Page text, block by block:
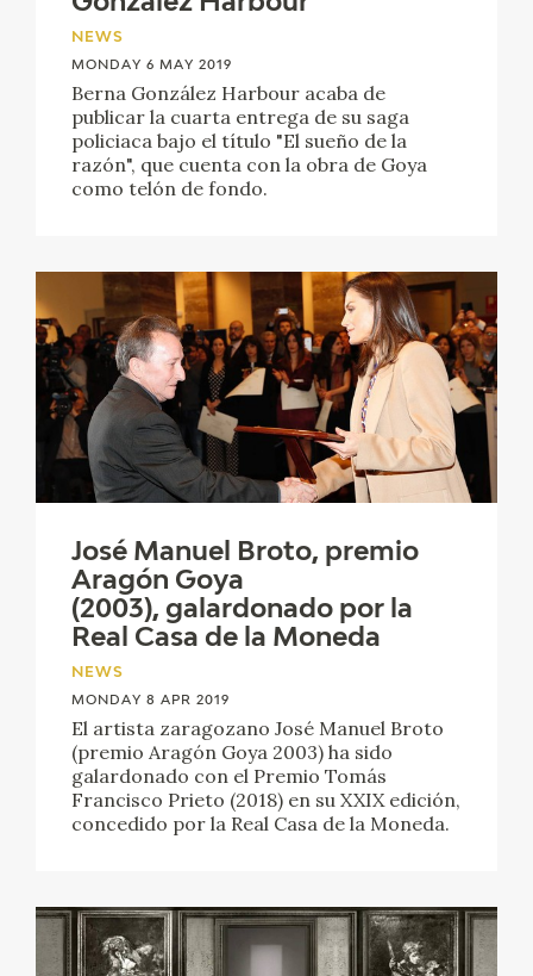
NEWS
MONDAY 6 MAY 2019
Berna González Harbour acaba de
publicar la cuarta entrega de su saga
policiaca bajo el título "El sueño de la
razón", que cuenta con la obra de Goya
como telón de fondo.
José Manuel Broto, premio
Aragón Goya
(2003), galardonado por la
Real Casa de la Moneda
NEWS
MONDAY 8 APR 2019
El artista zaragozano José Manuel Broto
(premio Aragón Goya 2003) ha sido
galardonado con el Premio Tomás
Francisco Prieto (2018) en su XXIX edición,
concedido por la Real Casa de la Moneda.